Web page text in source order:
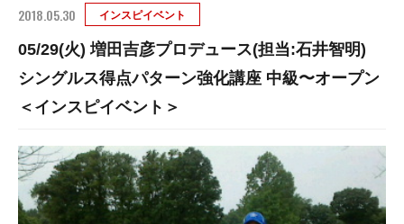
2018.05.30 インスピイベント
05/29(火) 増田吉彦プロデュース(担当:石井智明)
シングルス得点パターン強化講座 中級〜オープン
＜インスピイベント＞